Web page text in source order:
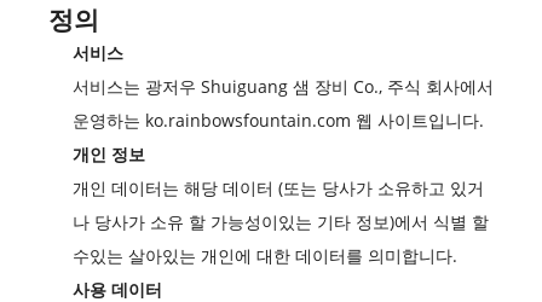
정의
서비스
서비스는 광저우 Shuiguang 샘 장비 Co., 주식 회사에서
운영하는 ko.rainbowsfountain.com 웹 사이트입니다.
개인 정보
개인 데이터는 해당 데이터 (또는 당사가 소유하고 있거
나 당사가 소유 할 가능성이있는 기타 정보)에서 식별 할
수있는 살아있는 개인에 대한 데이터를 의미합니다.
사용 데이터